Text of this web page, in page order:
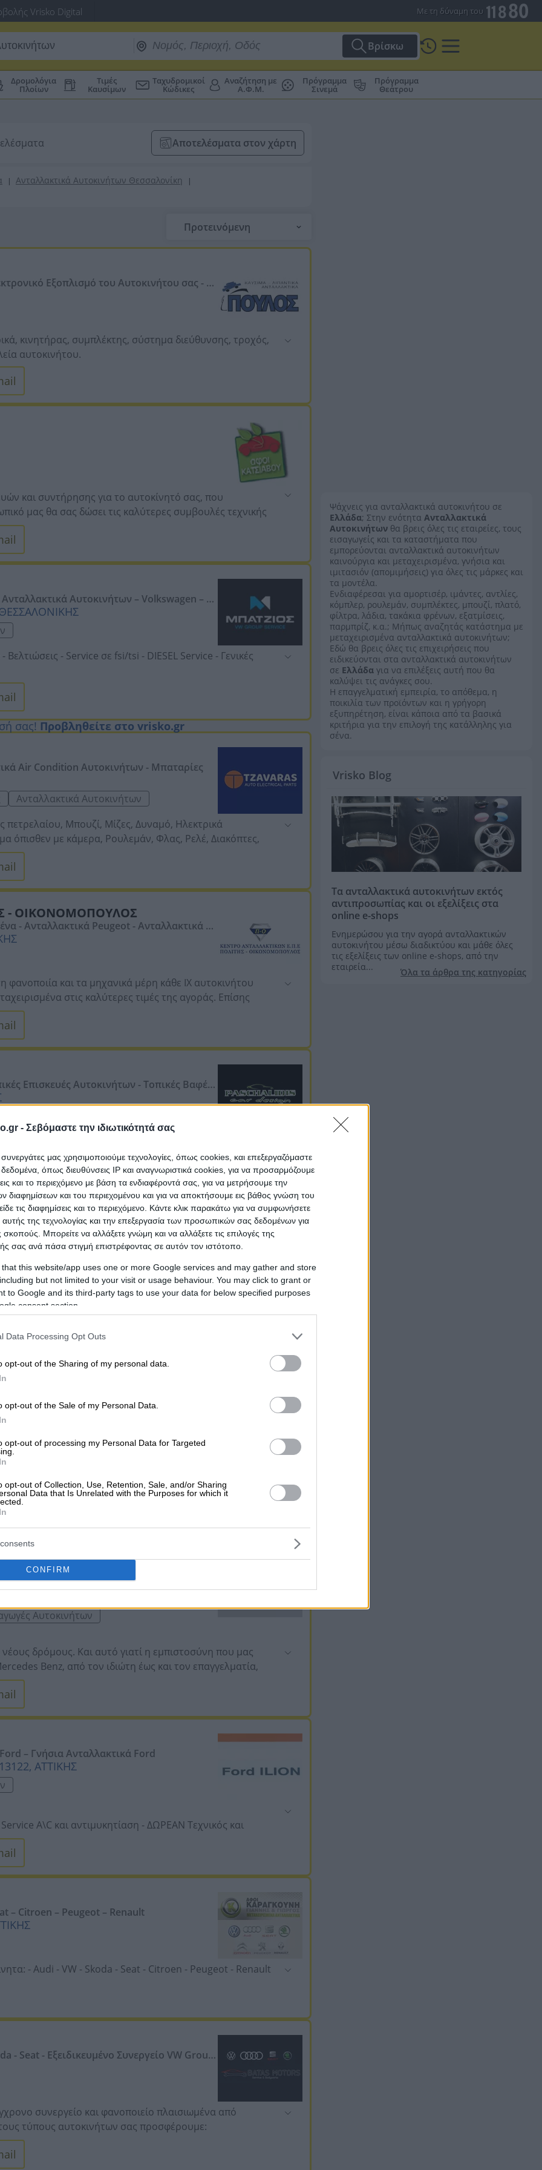
- Σεβόμαστε την ιδιωτικότητά σας
συνεργάτες μας χρησιμοποιούμε τεχνολογίες, όπως cookies, και επεξεργαζόμαστε
όπως διευθύνσεις IP και αναγνωριστικά cookies, για να προσαρμόζουμε
και το περιεχόμενο με βάση τα ενδιαφέροντά σας, για να μετρήσουμε την
διαφημίσεων και του περιεχομένου και για να αποκτήσουμε εις βάθος γνώση του
τις διαφημίσεις και το περιεχόμενο. Κάντε κλικ παρακάτω για να συμφωνήσετε
της τεχνολογίας και την επεξεργασία των προσωπικών σας δεδομένων για
Μπορείτε να αλλάξετε γνώμη και να αλλάξετε τις επιλογές της
σας ανά πάσα στιγμή επιστρέφοντας σε αυτόν τον ιστότοπο.
that this website/app uses one or more Google services and may gather and store
but not limited to your visit or usage behaviour. You may click to grant or
to Google and its third-party tags to use your data for below specified purposes
consent section.
Data Processing Opt Outs
opt-out of the Sharing of my personal data.
opt-out of the Sale of my Personal Data.
opt-out of processing my Personal Data for Targeted
opt-out of Collection, Use, Retention, Sale, and/or Sharing
Data that Is Unrelated with the Purposes for which it
CONFIRM
Vrisko Digital Με τη δύναμη του
Βρίσκω
Δρομολόγια
Πλοίων
Τιμές
Καυσίμων
Ταχυδρομικοί
Κώδικες
Αναζήτηση με
Α.Φ.Μ.
Πρόγραμμα
Σινεμά
Πρόγραμμα
Θεάτρου
Αποτελέσματα στον χάρτη
| Ανταλλακτικά Αυτοκινήτων Θεσσαλονίκη |
Προτεινόμενη
Εξοπλισμό του Αυτοκινήτου σας - Es
κινητήρας, συμπλέκτης, σύστημα διεύθυνσης, τροχός,
αυτοκινήτου.
και συντήρησης για το αυτοκίνητό σας, που
μας θα σας δώσει τις καλύτερες συμβουλές τεχνικής
πρόβλημα προκύψει σχετικά με το αυτοκίνητό σας,
σε Αθήνα και Λαμία. Εμπορία ανταλλακτικών
Βελτιώσεις - Service σε fsi/tsi - DIESEL Service - Γενικές
σας! Προβληθείτε στο vrisko.gr
Air Condition Αυτοκινήτων - Μπαταρίες
Ανταλλακτικά Αυτοκινήτων
Μπουζί, Μίζες, Δυναμό, Ηλεκτρικά
όπισθεν με κάμερα, Ρουλεμάν, Φλας, Ρελέ, Διακόπτες,
- ΟΙΚΟΝΟΜΟΠΟΥΛΟΣ
- Ανταλλακτικά Peugeot - Ανταλλακτικά Re
Mercedes - Ανταλλακτικά Hyundai
και τα μηχανικά μέρη κάθε IX αυτοκινήτου
στις καλύτερες τιμές της αγοράς. Επίσης
από τις πιο γνωστές εταιρείες στο είδος όπως
μερικά από τα προϊόντα που εμπορευόμαστε είτε
Επισκευές Αυτοκινήτων - Τοπικές Βαφές
Καλίμπρα - Ανακατασκευές Αυτοκινήτων
-
- Ολικές και τοπικές βαφές - Καλίμπρα ακριβείας -
Βενζίνης Φρένου Νερού - Ψυγεία
19015, ΑΤΤΙΚΗΣ
καμπίνας - Μπουζί - Ιμάντες - Τεντωτήρες -
Λιπαντικά -Ψυγεία -Σετ συμπλέκτη -Μίζες - Ημιαξόνια
Αυτοκινήτων -
Πανελλαδικά
Πώληση -
οχήματα, καλύπτοντας τις ανάγκες τόσο των
θα βρείτε δυναμό, μίζες, ανταλλακτικά δυναμού,
και πολλά άλλα εξειδικευμένα ανταλλακτικά από
λιανική πώληση, συνεργαζόμαστε με ηλεκτρολόγους
άμεση διαθεσιμότητα και αξιόπιστες λύσεις. -
στην Κομοτηνή, παρέχοντας υπηρεσίες
- Η Έξυπνη Λύση για το Αστέρι σας
οδού, Πάτρα - Γλαύκος, 26500,
Αυτοκινήτων
δρόμους. Και αυτό γιατί η εμπιστοσύνη που μας
Benz, από τον ιδιώτη έως και τον επαγγελματία,
συνεργείου Quip Service και Κέντρου Τεχνικού
μια φιλοσοφία τελείως διαφορετική από τη
υπηρεσίες. Για περισσότερες πληροφορίες
– Γνήσια Ανταλλακτικά Ford
ΑΤΤΙΚΗΣ
Service A\C και αντιμυκητίαση - ΔΩΡΕΑΝ Τεχνικός και
-
-
Αλλαγή βαλβολινών -
Αλλαγή
Αλλαγή ψαλιδιών – Ζαμφόρ - Επισκευή υδραυλικού
κάθε είδος ηλεκτρολογικής εργασίας. - Για
– Citroen – Peugeot – Renault
- Audi - VW - Skoda - Seat - Citroen - Peugeot - Renault
- Seat - Εξειδικευμένο Συνεργείο VW Group
συνεργείο και φανοποιείο πλαισιωμένα από
τύπους αυτοκινήτων σας προσφέρουμε:
(φίλτρα, μπουζί) -
-
Ψάχνεις για ανταλλακτικά αυτοκινήτου σε
Ελλάδα; Στην ενότητα Ανταλλακτικά
Αυτοκινήτων θα βρεις όλες τις εταιρείες, τους
εισαγωγείς και τα καταστήματα που
εμπορεύονται ανταλλακτικά αυτοκινήτων
καινούργια και μεταχειρισμένα, γνήσια και
ιμιτασιόν (απομιμήσεις) για όλες τις μάρκες και
τα μοντέλα.
Ενδιαφέρεσαι για αμορτισέρ, ιμάντες, αντλίες,
κόμπλερ, ρουλεμάν, συμπλέκτες, μπουζί, πλατό,
φίλτρα, λάδια, τακάκια φρένων, εξατμίσεις,
παρμπρίζ, κ.α.; Μήπως αναζητάς κατάστημα με
μεταχειρισμένα ανταλλακτικά αυτοκινήτων;
Εδώ θα βρεις όλες τις επιχειρήσεις που
ειδικεύονται στα ανταλλακτικά αυτοκινήτων
σε Ελλάδα για να επιλέξεις αυτή που θα
καλύψει τις ανάγκες σου.
Η επαγγελματική εμπειρία, το απόθεμα, η
ποικιλία των προϊόντων και η γρήγορη
εξυπηρέτηση, είναι κάποια από τα βασικά
κριτήρια για την επιλογή της κατάλληλης για
σένα.
Vrisko Blog
Τα ανταλλακτικά αυτοκινήτων εκτός
αντιπροσωπίας και οι εξελίξεις στα
online e-shops
Ενημερώσου για την αγορά ανταλλακτικών
αυτοκινήτου μέσω διαδικτύου και μάθε όλες
τις εξελίξεις των online e-shops, από την
εταιρεία...
Όλα τα άρθρα της κατηγορίας